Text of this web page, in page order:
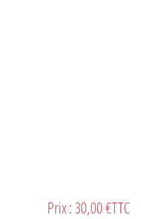
Prix : 30,00 €TTC